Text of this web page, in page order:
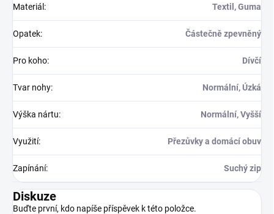
Materiál : Textil, Guma
Opatek: Částečně zpevněný
Pro koho: Dívčí
Tvar nohy: Normální, Úzká
Výška nártu: Normální, Vyšší
Využití: Přezůvky a domácí obuv
Zapínání: Suchý zip
Diskuze
Buďte první, kdo napíše příspěvek k této položce.